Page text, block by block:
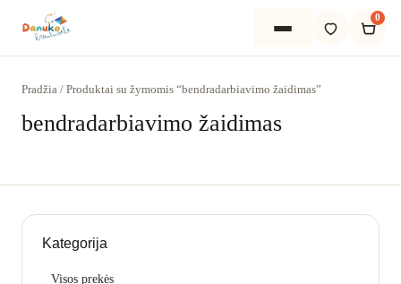
0
Išsirinkti
Pradžia / Produktai su žymomis “bendradarbiavimo žaidimas”
bendradarbiavimo žaidimas
Kategorija
Visos prekės